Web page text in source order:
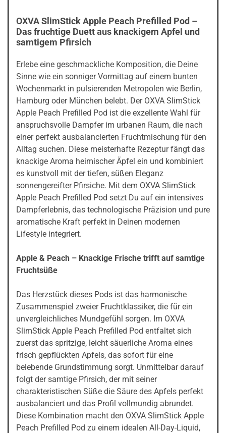
OXVA SlimStick Apple Peach Prefilled Pod –
Das fruchtige Duett aus knackigem Apfel und
samtigem Pfirsich
Erlebe eine geschmackliche Komposition, die Deine
Sinne wie ein sonniger Vormittag auf einem bunten
Wochenmarkt in pulsierenden Metropolen wie Berlin,
Hamburg oder München belebt. Der OXVA SlimStick
Apple Peach Prefilled Pod ist die exzellente Wahl für
anspruchsvolle Dampfer im urbanen Raum, die nach
einer perfekt ausbalancierten Fruchtmischung für den
Alltag suchen. Diese meisterhafte Rezeptur fängt das
knackige Aroma heimischer Äpfel ein und kombiniert
es kunstvoll mit der tiefen, süßen Eleganz
sonnengereifter Pfirsiche. Mit dem OXVA SlimStick
Apple Peach Prefilled Pod setzt Du auf ein intensives
Dampferlebnis, das technologische Präzision und pure
aromatische Kraft perfekt in Deinen modernen
Lifestyle integriert.
Apple & Peach – Knackige Frische trifft auf samtige
Fruchtsüße
Das Herzstück dieses Pods ist das harmonische
Zusammenspiel zweier Fruchtklassiker, die für ein
unvergleichliches Mundgefühl sorgen. Im OXVA
SlimStick Apple Peach Prefilled Pod entfaltet sich
zuerst das spritzige, leicht säuerliche Aroma eines
frisch gepflückten Apfels, das sofort für eine
belebende Grundstimmung sorgt. Unmittelbar darauf
folgt der samtige Pfirsich, der mit seiner
charakteristischen Süße die Säure des Apfels perfekt
ausbalanciert und das Profil vollmundig abrundet.
Diese Kombination macht den OXVA SlimStick Apple
Peach Prefilled Pod zu einem idealen All-Day-Liquid,